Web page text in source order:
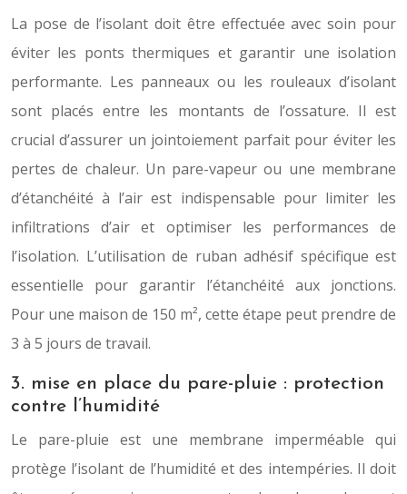
La pose de l’isolant doit être effectuée avec soin pour
éviter les ponts thermiques et garantir une isolation
performante. Les panneaux ou les rouleaux d’isolant
sont placés entre les montants de l’ossature. Il est
crucial d’assurer un jointoiement parfait pour éviter les
pertes de chaleur. Un pare-vapeur ou une membrane
d’étanchéité à l’air est indispensable pour limiter les
infiltrations d’air et optimiser les performances de
l’isolation. L’utilisation de ruban adhésif spécifique est
essentielle pour garantir l’étanchéité aux jonctions.
Pour une maison de 150 m², cette étape peut prendre de
3 à 5 jours de travail.
3. mise en place du pare-pluie : protection
contre l’humidité
Le pare-pluie est une membrane imperméable qui
protège l’isolant de l’humidité et des intempéries. Il doit